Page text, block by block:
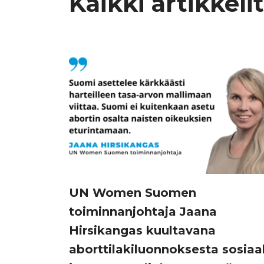
UN Women Suomen
toiminnanjohtaja Jaana
Hirsikangas kuultavana
aborttilakiluonnoksesta